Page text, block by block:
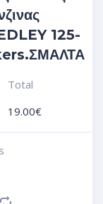
125-
Total
19.00€